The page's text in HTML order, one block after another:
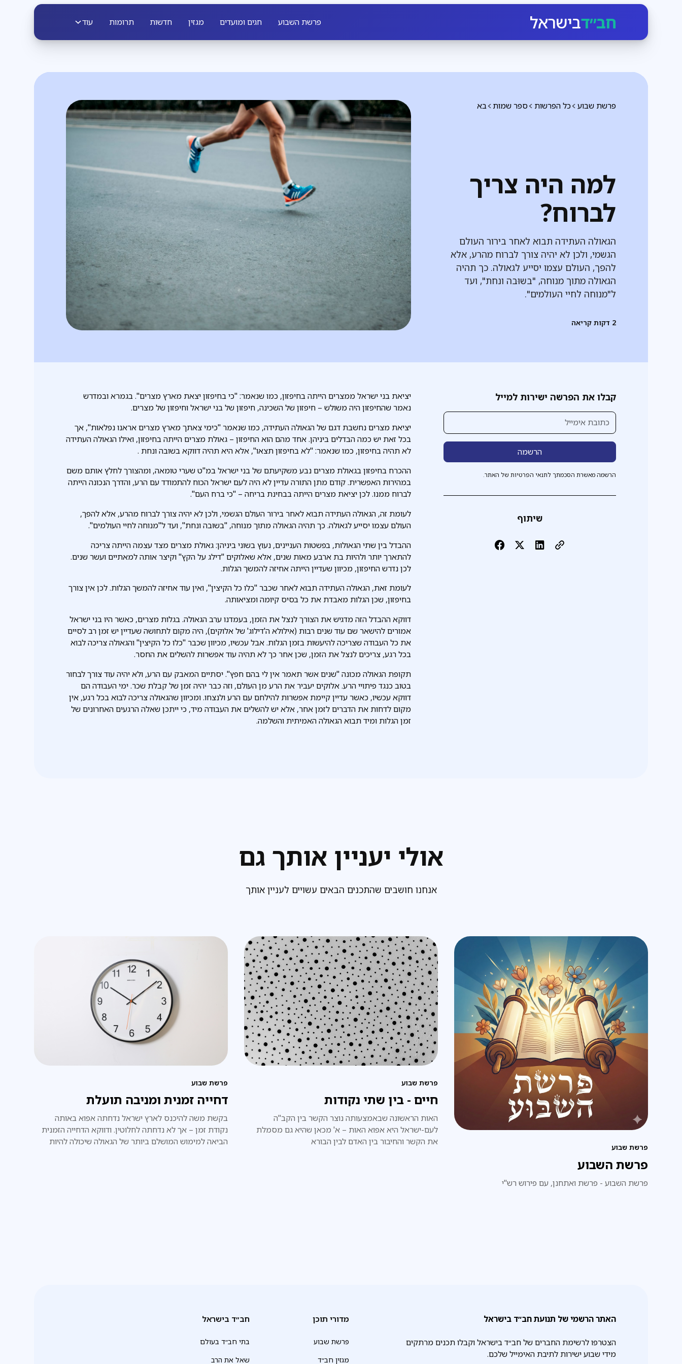
חב״דבישראל פרשת השבוע חגים ומועדים מגזין חדשות תרומות עוד
בא ספר שמות כל הפרשות פרשת שבוע
למה היה צריך
לברוח?
הגאולה העתידה תבוא לאחר בירור העולם
הגשמי, ולכן לא יהיה צורך לברוח מהרע, אלא
להפך, העולם עצמו יסייע לגאולה. כך תהיה
הגאולה מתוך מנוחה, "בשוּבה ונחת", ועד
ל"מנוחה לחיי העולמים".
2 דקות קריאה
קבלו את הפרשה ישירות למייל
הרשמה מאשרת הסכמתך לתנאי הפרטיות של האתר.
שיתוף
יציאת בני ישראל ממצרים הייתה בחיפזון, כמו שנאמר: "כי בחיפזון יצאת מארץ מצרים". בגמרא ובמדרש
נאמר שהחיפזון היה משולש – חיפזון של השכינה, חיפזון של בני ישראל וחיפזון של מצרים.
יציאת מצרים נחשבת דגם של הגאולה העתידה, כמו שנאמר "כימי צאתך מארץ מצרים אראנו נפלאות", אך
בכל זאת יש כמה הבדלים ביניהן. אחד מהם הוא החיפזון – גאולת מצרים הייתה בחיפזון, ואילו הגאולה העתידה
לא תהיה בחיפזון, כמו שנאמר: "לא בחיפזון תצאו", אלא היא תהיה דווקא בשובה ונחת .
ההכרח בחיפזון בגאולת מצרים נבע משקיעתם של בני ישראל במ"ט שערי טומאה, ומהצורך לחלץ אותם משם
במהירות האפשרית. קודם מתן התורה עדיין לא היה לעם ישראל הכוח להתמודד עם הרע, והדרך הנכונה הייתה
לברוח ממנו. לכן יציאת מצרים הייתה בבחינת בריחה – "כי ברח העם".
לעומת זה, הגאולה העתידה תבוא לאחר בירור העולם הגשמי, ולכן לא יהיה צורך לברוח מהרע, אלא להפך,
העולם עצמו יסייע לגאולה. כך תהיה הגאולה מתוך מנוחה, "בשוּבה ונחת", ועד ל"מנוחה לחיי העולמים".
ההבדל בין שתי הגאולות, בפשטות העניינים, נעוץ בשוני ביניהן: גאולת מצרים מצד עצמה הייתה צריכה
להתארך יותר ולהיות בת ארבע מאות שנים, אלא שאלוקים "דילג על הקץ" וקיצר אותה למאתיים ועשר שנים.
לכן נדרש החיפזון, מכיוון שעדיין הייתה אחיזה להמשך הגלות.
לעומת זאת, הגאולה העתידה תבוא לאחר שכבר "כלו כל הקיצין", ואין עוד אחיזה להמשך הגלות. לכן אין צורך
בחיפזון, שכן הגלות מאבדת את כל בסיס קיומה ומציאותה.
דווקא ההבדל הזה מדגיש את הצורך לנצל את הזמן, בעמדנו ערב הגאולה. בגלות מצרים, כאשר היו בני ישראל
אמורים להישאר שם עוד שנים רבות (אילולא ה'דילוג' של אלוקים), היה מקום לתחושה שעדיין יש זמן רב לסיים
את כל העבודה שצריכה להיעשות בזמן הגלות. אבל עכשיו, מכיוון שכבר "כלו כל הקיצין" והגאולה צריכה לבוא
בכל רגע, צריכים לנצל את הזמן, שכן אחר כך לא תהיה עוד אפשרות להשלים את החסר.
תקופת הגאולה מכונה "שנים אשר תאמר אין לי בהם חפץ". יסתיים המאבק עם הרע, ולא יהיה עוד צורך לבחור
בטוב כנגד פיתויי הרע. אלוקים יעביר את הרע מן העולם, וזה כבר יהיה זמן של קבלת שכר. ימי העבודה הם
דווקא עכשיו, כאשר עדיין קיימת אפשרות להילחם עם הרע ולנצחו. ומכיוון שהגאולה צריכה לבוא בכל רגע, אין
מקום לדחות את הדברים לזמן אחר, אלא יש להשלים את העבודה מיד, כי ייתכן שאלה הרגעים האחרונים של
זמן הגלות ומיד תבוא הגאולה האמיתית והשלמה.
אולי יעניין אותך גם
אנחנו חושבים שהתכנים הבאים עשויים לעניין אותך
פרשת שבוע
פרשת השבוע
פרשת השבוע - פרשת ואתחנן, עם פירוש רש"י
פרשת שבוע
חיים - בין שתי נקודות
האות הראשונה שבאמצעותה נוצר הקשר בין הקב"ה
לעם-ישראל היא אפוא האות – א' מכאן שהיא גם מסמלת
את הקשר והחיבור בין האדם לבין הבורא
פרשת שבוע
דחייה זמנית ומניבה תועלת
בקשת משה להיכנס לארץ ישראל נדחתה אפוא באותה
נקודת זמן – אך לא נדחתה לחלוטין. ודווקא הדחייה הזמנית
הביאה למימוש המושלם ביותר של הגאולה שיכולה להיות
האתר הרשמי של תנועת חב״ד בישראל
הצטרפו לרשימת החברים של חב״ד בישראל וקבלו תכנים מרתקים
מידי שבוע ישירות לתיבת האימייל שלכם.
מדורי תוכן
פרשת שבוע
מגזין חב״ד
חב״ד בישראל
בתי חב״ד בעולם
שאל את הרב